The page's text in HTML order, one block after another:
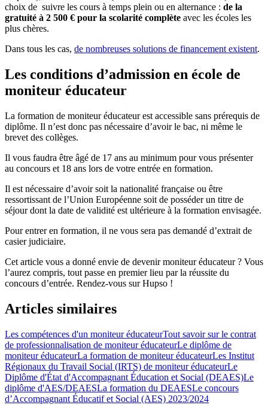
choix de suivre les cours à temps plein ou en alternance : de la
gratuité à 2 500 € pour la scolarité complète avec les écoles les
plus chères.
Dans tous les cas, de nombreuses solutions de financement existent.
Les conditions d’admission en école de
moniteur éducateur
La formation de moniteur éducateur est accessible sans prérequis de
diplôme. Il n’est donc pas nécessaire d’avoir le bac, ni même le
brevet des collèges.
Il vous faudra être âgé de 17 ans au minimum pour vous présenter
au concours et 18 ans lors de votre entrée en formation.
Il est nécessaire d’avoir soit la nationalité française ou être
ressortissant de l’Union Européenne soit de posséder un titre de
séjour dont la date de validité est ultérieure à la formation envisagée.
Pour entrer en formation, il ne vous sera pas demandé d’extrait de
casier judiciaire.
Cet article vous a donné envie de devenir moniteur éducateur ? Vous
l’aurez compris, tout passe en premier lieu par la réussite du
concours d’entrée. Rendez-vous sur Hupso !
Articles similaires
Les compétences d'un moniteur éducateurTout savoir sur le contrat
de professionnalisation de moniteur éducateurLe diplôme de
moniteur éducateurLa formation de moniteur éducateurLes Institut
Régionaux du Travail Social (IRTS) de moniteur éducateurLe
Diplôme d'État d'Accompagnant Éducation et Social (DEAES)Le
diplôme d'AES/DEAESLa formation du DEAESLe concours
d’Accompagnant Éducatif et Social (AES) 2023/2024